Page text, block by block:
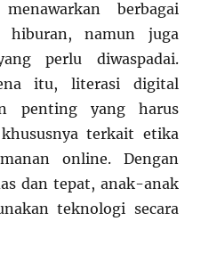
berbagai
hiburan, namun juga
perlu diwaspadai.
itu, literasi digital
penting yang harus
terkait etika
online. Dengan
dan tepat, anak-anak
teknologi secara